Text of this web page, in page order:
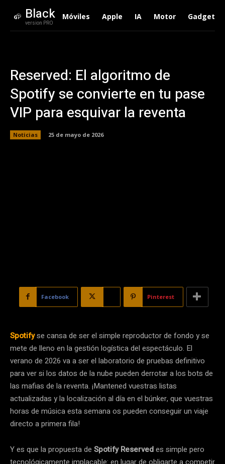
Black
version PRO
Móviles Apple IA Motor Gadgets
Reserved: El algoritmo de
Spotify se convierte en tu pase
VIP para esquivar la reventa
Noticias 25 de mayo de 2026
Facebook Pinterest
Spotifyse cansa de ser el simple reproductor de fondo y se
mete de lleno en la gestión logística del espectáculo. El
verano de 2026 va a ser el laboratorio de pruebas definitivo
para ver si los datos de la nube pueden derrotar a los bots de
las mafias de la reventa. ¡Mantened vuestras listas
actualizadas y la localización al día en el búnker, que vuestras
horas de música esta semana os pueden conseguir un viaje
directo a primera fila!
Y es que la propuesta de Spotify Reservedes simple pero